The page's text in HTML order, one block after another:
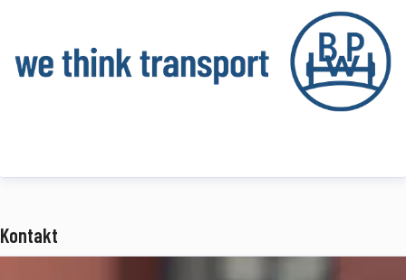
www.bpw.de
Über die BPW Gruppe
vernetzt. Weltweit ist die Unternehmensgruppe mit ihren Marken
Systempartner der Nfz-Branche für Fahrwerke, Bremsen,
Kontakt